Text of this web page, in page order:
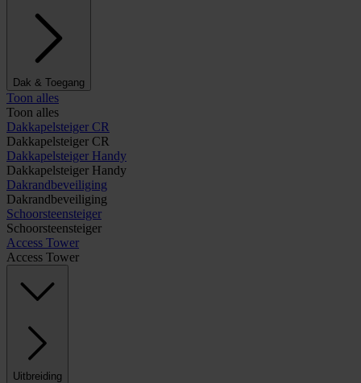
Dak & Toegang
Toon alles
Toon alles
Dakkapelsteiger CR
Dakkapelsteiger CR
Dakkapelsteiger Handy
Dakkapelsteiger Handy
Dakrandbeveiliging
Dakrandbeveiliging
Schoorsteensteiger
Schoorsteensteiger
Access Tower
Access Tower
Uitbreiding